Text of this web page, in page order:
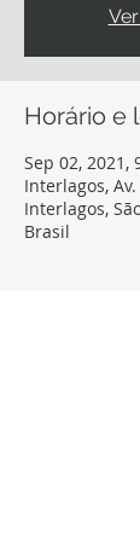
Horário e
Sep 02, 2021,
Interlagos,
Interlagos,
Brasil